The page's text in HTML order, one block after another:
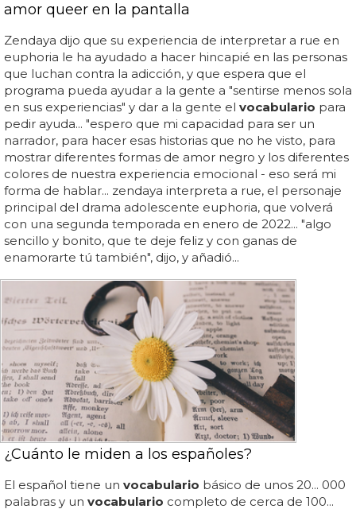
amor queer en la pantalla
Zendaya dijo que su experiencia de interpretar a rue en
euphoria le ha ayudado a hacer hincapié en las personas
que luchan contra la adicción, y que espera que el
programa pueda ayudar a la gente a "sentirse menos sola
en sus experiencias" y dar a la gente el vocabulario para
pedir ayuda... "espero que mi capacidad para ser un
narrador, para hacer esas historias que no he visto, para
mostrar diferentes formas de amor negro y los diferentes
colores de nuestra experiencia emocional - eso será mi
forma de hablar... zendaya interpreta a rue, el personaje
principal del drama adolescente euphoria, que volverá
con una segunda temporada en enero de 2022... "algo
sencillo y bonito, que te deje feliz y con ganas de
enamorarte tú también", dijo, y añadió...
¿Cuánto le miden a los españoles?
El español tiene un vocabulario básico de unos 20... 000
palabras y un vocabulario completo de cerca de 100...